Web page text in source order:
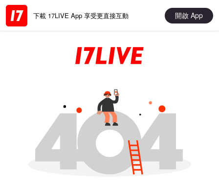
下載 17LIVE App 享受更直接互動 開啟 App